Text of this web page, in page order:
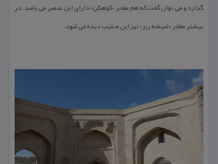
گذارد و می توان گفت كه هم مقابر «كوهكن» دارای این عنصر می باشد .در
بیشتر مقابر «شیشه ریز» نیز این صلیب دیده می شود.